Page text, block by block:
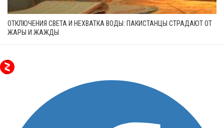
ОТКЛЮЧЕНИЯ СВЕТА И НЕХВАТКА ВОДЫ: ПАКИСТАНЦЫ СТРАДАЮТ ОТ
ЖАРЫ И ЖАЖДЫ